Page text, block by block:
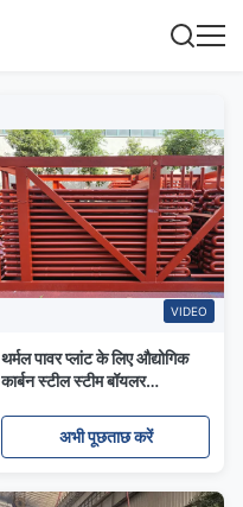
VIDEO
थर्मल पावर प्लांट के लिए औद्योगिक
कार्बन स्टील स्टीम बॉयलर
अभी पूछताछ करें